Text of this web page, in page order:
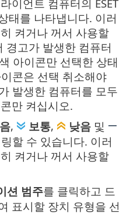
이언트 컴퓨터의 ESET
태를 나타냅니다. 이러
켜거나 꺼서 사용할
경고가 발생한 컴퓨터
아이콘만 선택한 상태
콘은 선택 취소해야
발생한 컴퓨터를 모두
만 켜십시오.
, 보통, 낮음 및
할 수 있습니다. 이러
켜거나 꺼서 사용할
션 범주를 클릭하고 드
표시할 장치 유형을 선